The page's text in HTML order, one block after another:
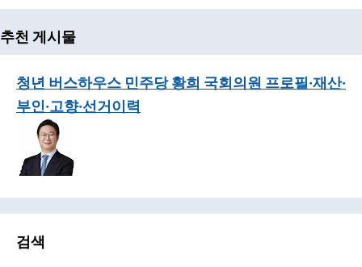
추천 게시물
청년 버스하우스 민주당 황희 국회의원 프로필·재산·
부인·고향·선거이력
검색